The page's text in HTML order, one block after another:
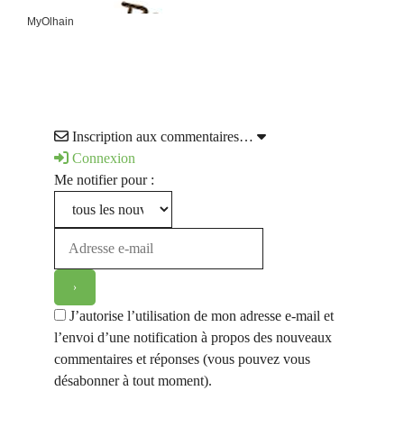
MyOlhain
Inscription aux commentaires…
Connexion
Me notifier pour :
J’autorise l’utilisation de mon adresse e-mail et
l’envoi d’une notification à propos des nouveaux
commentaires et réponses (vous pouvez vous
désabonner à tout moment).